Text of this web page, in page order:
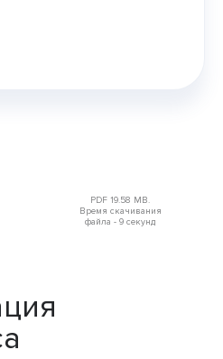
PDF 19.58 MB.
Время скачивания
файла - 9 секунд